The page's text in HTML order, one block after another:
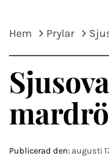
Hem Prylar
Publicerad den: augusti